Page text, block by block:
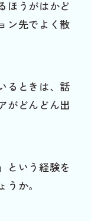
ほうがはかど
ン先でよく散
るときは、話
がどんどん出
という経験を
か。